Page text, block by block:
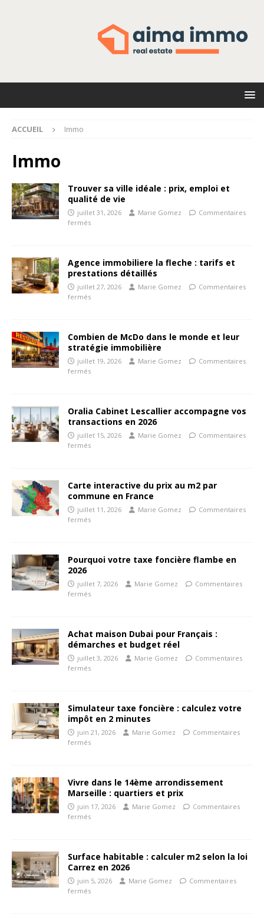
ACCUEIL Immo
Immo
Trouver sa ville idéale : prix, emploi et
qualité de vie
juillet 31, 2026 Marie Gomez
Commentaires
fermés
Agence immobiliere la fleche : tarifs et
prestations détaillés
juillet 27, 2026 Marie Gomez
Commentaires
fermés
Combien de McDo dans le monde et leur
stratégie immobilière
juillet 19, 2026 Marie Gomez
Commentaires
fermés
Oralia Cabinet Lescallier accompagne vos
transactions en 2026
juillet 15, 2026 Marie Gomez
Commentaires
fermés
Carte interactive du prix au m2 par
commune en France
juillet 11, 2026 Marie Gomez
Commentaires
fermés
Pourquoi votre taxe foncière flambe en
2026
juillet 7, 2026 Marie Gomez
Commentaires
fermés
Achat maison Dubai pour Français :
démarches et budget réel
juillet 3, 2026 Marie Gomez
Commentaires
fermés
Simulateur taxe foncière : calculez votre
impôt en 2 minutes
juin 21, 2026 Marie Gomez
Commentaires
fermés
Vivre dans le 14ème arrondissement
Marseille : quartiers et prix
juin 17, 2026 Marie Gomez
Commentaires
fermés
Surface habitable : calculer m2 selon la loi
Carrez en 2026
juin 5, 2026 Marie Gomez
Commentaires
fermés